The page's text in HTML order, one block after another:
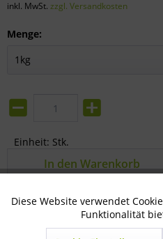
inkl. MwSt. zzgl. Versandkosten
Menge:
Einheit: Stk.
In den Warenkorb
76-01-
Technisch notwendig
Diese Website verwendet
Funktionalität